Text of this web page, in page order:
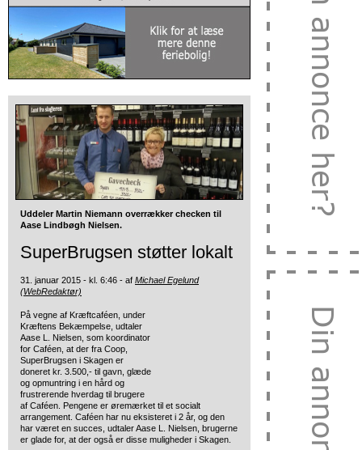
Uddeler Martin Niemann overrækker checken til
Aase Lindbøgh Nielsen.
SuperBrugsen støtter lokalt
31. januar 2015 - kl. 6:46 - af Michael Egelund
(WebRedaktør)
På vegne af Kræftcaféen, under
Kræftens Bekæmpelse, udtaler
Aase L. Nielsen, som koordinator
for Caféen, at der fra Coop,
SuperBrugsen i Skagen er
doneret kr. 3.500,- til gavn, glæde
og opmuntring i en hård og
frustrerende hverdag til brugere
af Caféen. Pengene er øremærket til et socialt
arrangement. Caféen har nu eksisteret i 2 år, og den
har været en succes, udtaler Aase L. Nielsen, brugerne
er glade for, at der også er disse muligheder i Skagen.